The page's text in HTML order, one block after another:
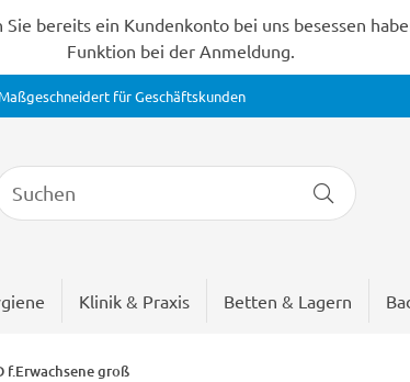
bereits ein Kundenkonto bei uns besessen
Funktion bei der Anmeldung.
für Geschäftskunden
Klinik & Praxis Betten & Lagern
f.Erwachsene groß